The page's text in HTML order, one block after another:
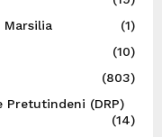
Marsilia
(1)
(10)
(803)
(DRP)
(14)